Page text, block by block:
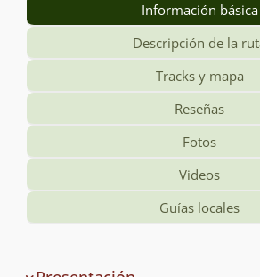
Información básica
Descripción de la
Tracks y mapa
Reseñas
Fotos
Videos
Guías locales